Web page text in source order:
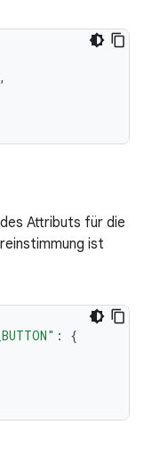
,
Attributs für die
ist
:
{